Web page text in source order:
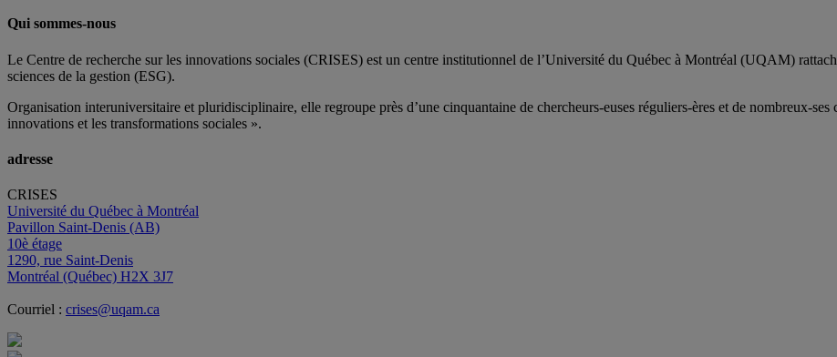
Qui sommes-nous
Le Centre de recherche sur les innovations sociales (CRISES) est un centre institutionnel de l’Université du Québec à Montréal (UQAM)
sciences de la gestion (ESG).
Organisation interuniversitaire et pluridisciplinaire, elle regroupe près d’une cinquantaine de chercheurs-euses réguliers-ères et de nombreux-ses
innovations et les transformations sociales ».
adresse
CRISES
Université du Québec à Montréal
Pavillon Saint-Denis (AB)
10è étage
1290, rue Saint-Denis
Montréal (Québec) H2X 3J7
Courriel : crises@uqam.ca